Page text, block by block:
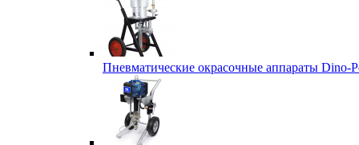
Пневматические окрасочные аппараты Dino-